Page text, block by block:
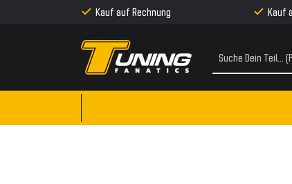
Kauf auf Rechnung Kauf